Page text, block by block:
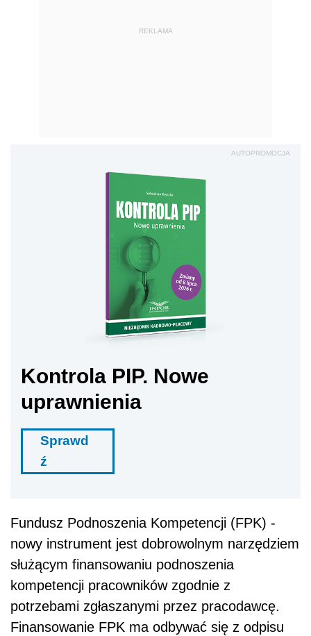
REKLAMA
AUTOPROMOCJA
Kontrola PIP. Nowe
uprawnienia
Sprawd
ź
Fundusz Podnoszenia Kompetencji (FPK) -
nowy instrument jest dobrowolnym narzędziem
służącym finansowaniu podnoszenia
kompetencji pracowników zgodnie z
potrzebami zgłaszanymi przez pracodawcę.
Finansowanie FPK ma odbywać się z odpisu